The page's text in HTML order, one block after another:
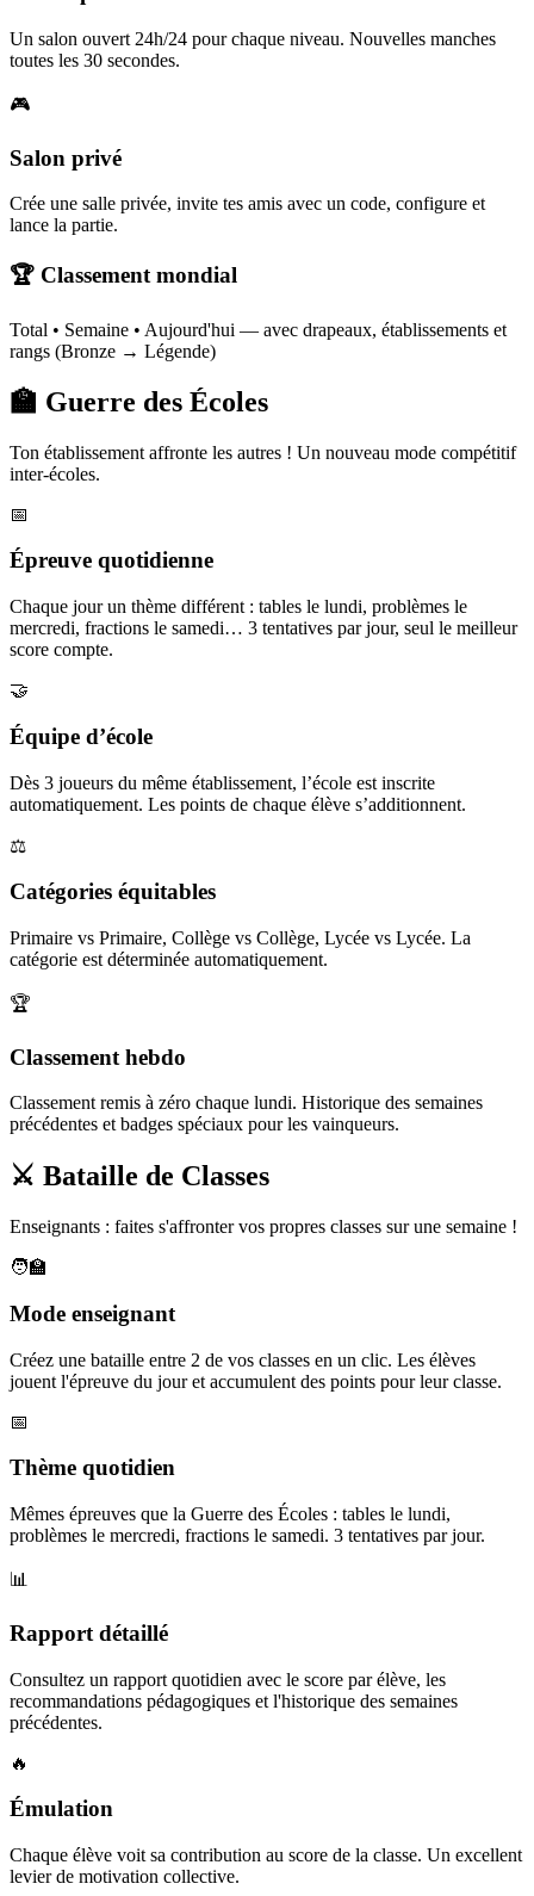
Un salon ouvert 24h/24 pour chaque niveau. Nouvelles manches
toutes les 30 secondes.
🎮
Salon privé
Crée une salle privée, invite tes amis avec un code, configure et
lance la partie.
🏆 Classement mondial
Total • Semaine • Aujourd'hui — avec drapeaux, établissements et
rangs (Bronze → Légende)
🏫 Guerre des Écoles
Ton établissement affronte les autres ! Un nouveau mode compétitif
inter-écoles.
📅
Épreuve quotidienne
Chaque jour un thème différent : tables le lundi, problèmes le
mercredi, fractions le samedi… 3 tentatives par jour, seul le meilleur
score compte.
🤝
Équipe d’école
Dès 3 joueurs du même établissement, l’école est inscrite
automatiquement. Les points de chaque élève s’additionnent.
⚖️
Catégories équitables
Primaire vs Primaire, Collège vs Collège, Lycée vs Lycée. La
catégorie est déterminée automatiquement.
🏆
Classement hebdo
Classement remis à zéro chaque lundi. Historique des semaines
précédentes et badges spéciaux pour les vainqueurs.
⚔️ Bataille de Classes
Enseignants : faites s'affronter vos propres classes sur une semaine !
🧑‍🏫
Mode enseignant
Créez une bataille entre 2 de vos classes en un clic. Les élèves
jouent l'épreuve du jour et accumulent des points pour leur classe.
📅
Thème quotidien
Mêmes épreuves que la Guerre des Écoles : tables le lundi,
problèmes le mercredi, fractions le samedi. 3 tentatives par jour.
📊
Rapport détaillé
Consultez un rapport quotidien avec le score par élève, les
recommandations pédagogiques et l'historique des semaines
précédentes.
🔥
Émulation
Chaque élève voit sa contribution au score de la classe. Un excellent
levier de motivation collective.